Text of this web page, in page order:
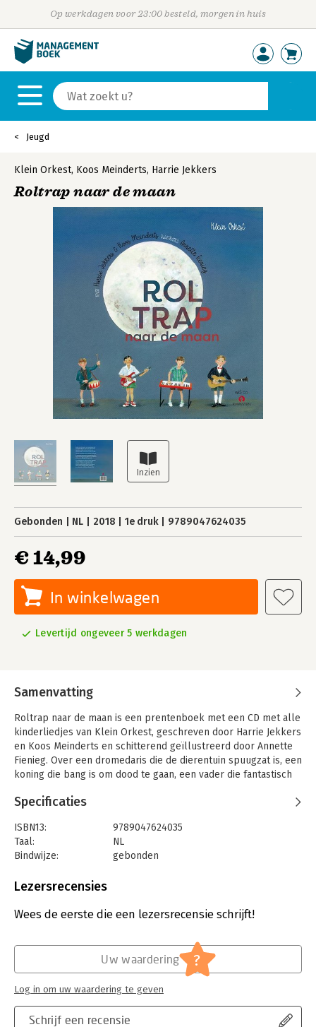
Op werkdagen voor 23:00 besteld, morgen in huis
Jeugd
Klein Orkest, Koos Meinderts, Harrie Jekkers
Roltrap naar de maan
Gebonden NL 2018 1e druk 9789047624035
€ 14,99
In winkelwagen
Levertijd ongeveer 5 werkdagen
Samenvatting
Roltrap naar de maan is een prentenboek met een CD met alle
kinderliedjes van Klein Orkest, geschreven door Harrie Jekkers
en Koos Meinderts en schitterend geïllustreerd door Annette
Fienieg. Over een dromedaris die de dierentuin spuugzat is, een
koning die bang is om dood te gaan, een vader die fantastisch
zijn. Klein Orkest kreeg in 1986 een Edison uitgereikt voor de
uitgevoerd in het kinderprogramma Sesamstraat. Voor Ballade
van de Dood ontvingen Harrie Jekkers en Koos Meinderts in
2009 een Zilveren Griffel.
Specificaties
ISBN13:
9789047624035
Taal:
NL
Bindwijze:
gebonden
Druk:
Lezersrecensies
Wees de eerste die een lezersrecensie schrijft!
Schrijf een recensie
Uw waardering ?
Log in om uw waardering te geven